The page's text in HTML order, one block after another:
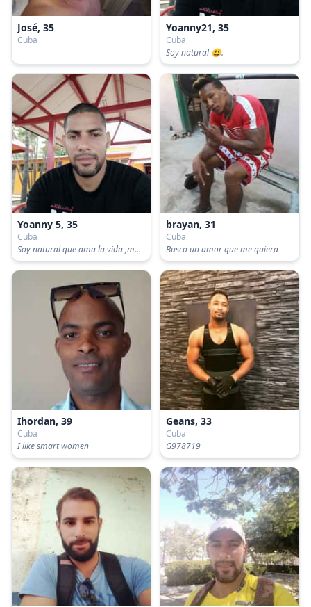
José, 35
Cuba
Yoanny21, 35
Cuba
Soy natural 😃.
Yoanny 5, 35
Cuba
Soy natural que ama la vida ,muy tranquilo y seguro saludo.
brayan, 31
Cuba
Busco un amor que me quiera
Ihordan, 39
Cuba
I like smart women
Geans, 33
Cuba
G978719